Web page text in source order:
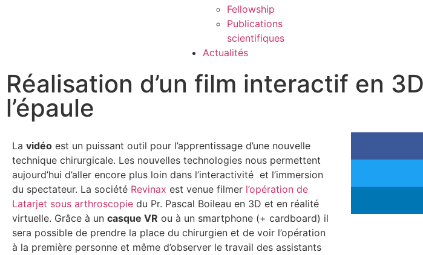
Fellowship
Publications
scientifiques
Actualités
Réalisation d’un film interactif en
l’épaule
La vidéo est un puissant outil pour l’apprentissage d’une nouvelle
technique chirurgicale. Les nouvelles technologies nous permettent
aujourd’hui d’aller encore plus loin dans l’interactivité et l’immersion
du spectateur. La société Revinax est venue filmer l’opération de
Latarjet sous arthroscopie du Pr. Pascal Boileau en 3D et en réalité
virtuelle. Grâce à un casque VR ou à un smartphone (+ cardboard) il
sera possible de prendre la place du chirurgien et de voir l’opération
à la première personne et même d’observer le travail des assistants